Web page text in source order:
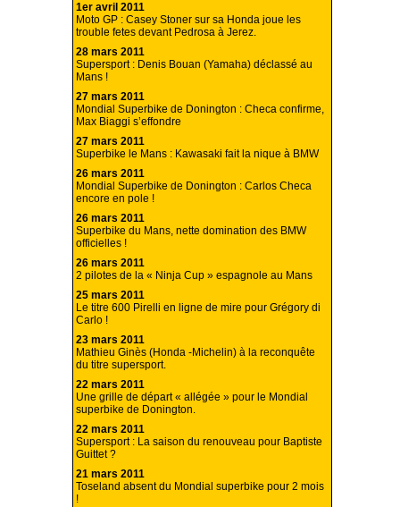
1er avril 2011
Moto GP : Casey Stoner sur sa Honda joue les
trouble fetes devant Pedrosa à Jerez.
28 mars 2011
Supersport : Denis Bouan (Yamaha) déclassé au
Mans !
27 mars 2011
Mondial Superbike de Donington : Checa confirme,
Max Biaggi s’effondre
27 mars 2011
Superbike le Mans : Kawasaki fait la nique à BMW
26 mars 2011
Mondial Superbike de Donington : Carlos Checa
encore en pole !
26 mars 2011
Superbike du Mans, nette domination des BMW
officielles !
26 mars 2011
2 pilotes de la « Ninja Cup » espagnole au Mans
25 mars 2011
Le titre 600 Pirelli en ligne de mire pour Grégory di
Carlo !
23 mars 2011
Mathieu Ginès (Honda -Michelin) à la reconquête
du titre supersport.
22 mars 2011
Une grille de départ « allégée » pour le Mondial
superbike de Donington.
22 mars 2011
Supersport : La saison du renouveau pour Baptiste
Guittet ?
21 mars 2011
Toseland absent du Mondial superbike pour 2 mois
!